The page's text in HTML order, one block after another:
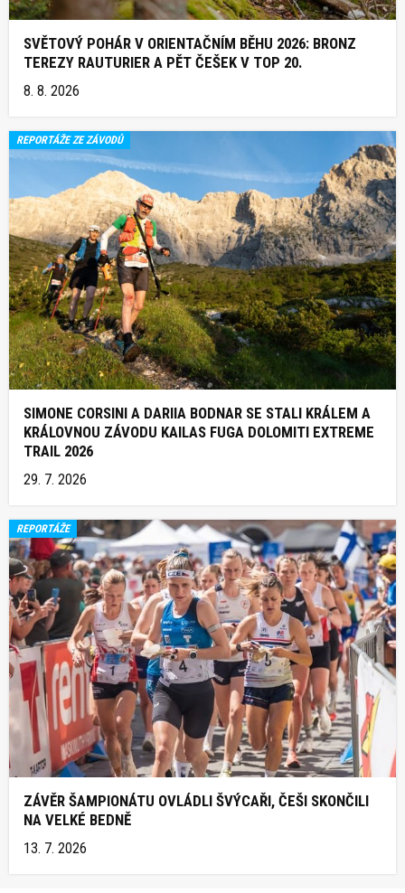
SVĚTOVÝ POHÁR V ORIENTAČNÍM BĚHU 2026: BRONZ
TEREZY RAUTURIER A PĚT ČEŠEK V TOP 20.
8. 8. 2026
REPORTÁŽE ZE ZÁVODŮ
SIMONE CORSINI A DARIIA BODNAR SE STALI KRÁLEM A
KRÁLOVNOU ZÁVODU KAILAS FUGA DOLOMITI EXTREME
TRAIL 2026
29. 7. 2026
REPORTÁŽE
ZÁVĚR ŠAMPIONÁTU OVLÁDLI ŠVÝCAŘI, ČEŠI SKONČILI
NA VELKÉ BEDNĚ
13. 7. 2026